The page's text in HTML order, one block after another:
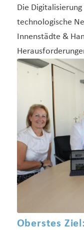
Die
technologische
Innenstädte &
Oberstes